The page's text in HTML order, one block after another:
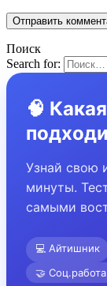
Поиск
Search for:
🧠
Узнай свою
минуты.
самыми
💻 Айтишник
🤝 Соц.работа